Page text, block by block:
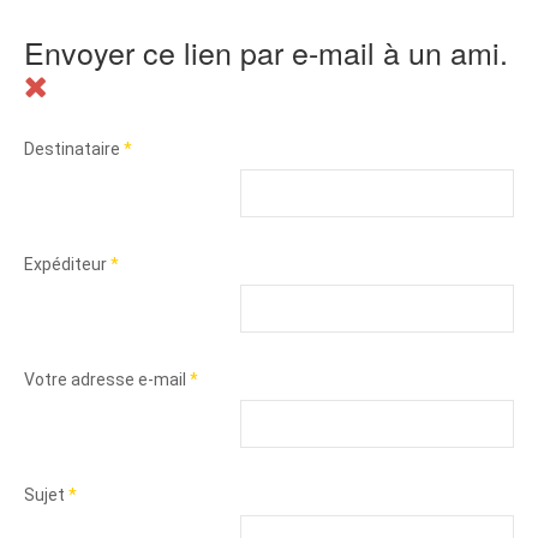
Envoyer ce lien par e-mail à un ami.
Destinataire *
Expéditeur*
Votre adresse e-mail *
Sujet *